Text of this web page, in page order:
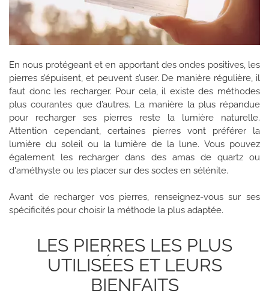
En nous protégeant et en apportant des ondes positives, les
pierres s’épuisent, et peuvent s’user. De manière régulière, il
faut donc les recharger. Pour cela, il existe des méthodes
plus courantes que d’autres. La manière la plus répandue
pour recharger ses pierres reste la lumière naturelle.
Attention cependant, certaines pierres vont préférer la
lumière du soleil ou la lumière de la lune. Vous pouvez
également les recharger dans des amas de quartz ou
d'améthyste ou les placer sur des socles en sélénite.
Avant de recharger vos pierres, renseignez-vous sur ses
spécificités pour choisir la méthode la plus adaptée.
LES PIERRES LES PLUS
UTILISÉES ET LEURS
BIENFAITS